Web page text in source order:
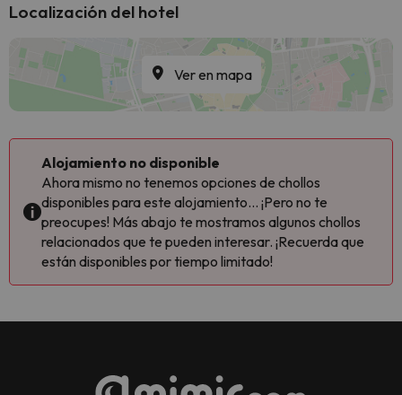
Localización del hotel
Ver en mapa
Alojamiento no disponible
Ahora mismo no tenemos opciones de chollos
disponibles para este alojamiento... ¡Pero no te
preocupes! Más abajo te mostramos algunos chollos
relacionados que te pueden interesar. ¡Recuerda que
están disponibles por tiempo limitado!